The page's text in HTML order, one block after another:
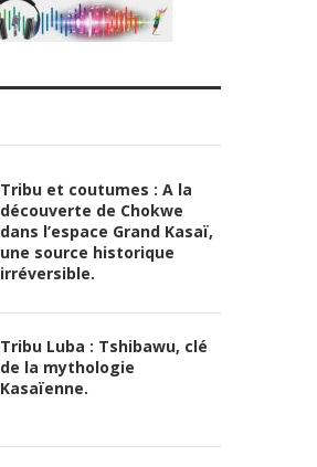
Tribu et coutumes : A la
découverte de Chokwe
dans l’espace Grand Kasaï,
une source historique
irréversible.
Tribu Luba : Tshibawu, clé
de la mythologie
Kasaïenne.